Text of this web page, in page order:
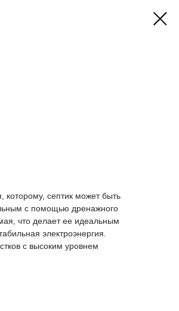
которому, септик может быть
с помощью дренажного
что делает ее идеальным
электроэнергия.
с высоким уровнем